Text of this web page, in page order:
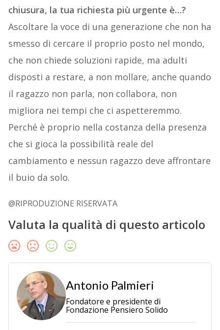
chiusura, la tua richiesta più urgente è…?
Ascoltare la voce di una generazione che non ha
smesso di cercare il proprio posto nel mondo,
che non chiede soluzioni rapide, ma adulti
disposti a restare, a non mollare, anche quando
il ragazzo non parla, non collabora, non
migliora nei tempi che ci aspetteremmo.
Perché è proprio nella costanza della presenza
che si gioca la possibilità reale del
cambiamento e nessun ragazzo deve affrontare
il buio da solo.
@RIPRODUZIONE RISERVATA
Valuta la qualità di questo articolo
Antonio Palmieri
Fondatore e presidente di
Fondazione Pensiero Solido